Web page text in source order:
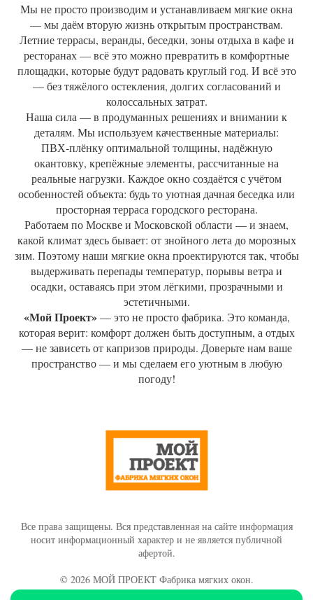
Мы не просто производим и устанавливаем мягкие окна
— мы даём вторую жизнь открытым пространствам.
Летние террасы, веранды, беседки, зоны отдыха в кафе и
ресторанах — всё это можно превратить в комфортные
площадки, которые будут радовать круглый год. И всё это
— без тяжёлого остекления, долгих согласований и
колоссальных затрат.
Наша сила — в продуманных решениях и внимании к
деталям. Мы используем качественные материалы:
ПВХ‑плёнку оптимальной толщины, надёжную
окантовку, крепёжные элементы, рассчитанные на
реальные нагрузки. Каждое окно создаётся с учётом
особенностей объекта: будь то уютная дачная беседка или
просторная терраса городского ресторана.
Работаем по Москве и Московской области — и знаем,
какой климат здесь бывает: от знойного лета до морозных
зим. Поэтому наши мягкие окна проектируются так, чтобы
выдерживать перепады температур, порывы ветра и
осадки, оставаясь при этом лёгкими, прозрачными и
эстетичными.
«Мой Проект»— это не просто фабрика. Это команда,
которая верит: комфорт должен быть доступным, а отдых
— не зависеть от капризов природы. Доверьте нам ваше
пространство — и мы сделаем его уютным в любую
погоду!
Все права защищены. Вся представленная на сайте информация
носит информационный характер и не является публичной
афертой.
© 2026 МОЙ ПРОЕКТ Фабрика мягких окон.